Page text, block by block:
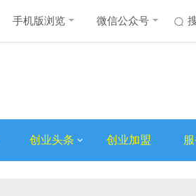
手机版浏览 微信公众号
创业头条 创业加盟